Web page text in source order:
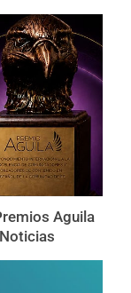
Aguila